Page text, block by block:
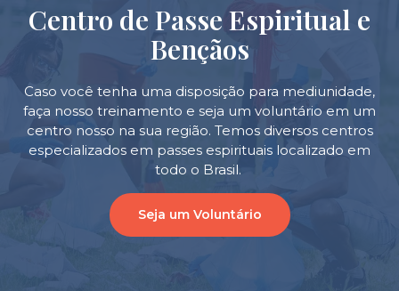
Centro de Passe Espiritual e
Bençãos
Caso você tenha uma disposição para mediunidade,
faça nosso treinamento e seja um voluntário em um
centro nosso na sua região. Temos diversos centros
especializados em passes espirituais localizado em
todo o Brasil.
Seja um Voluntário